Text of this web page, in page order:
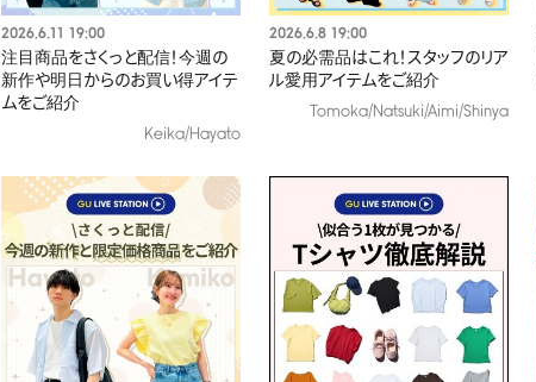
2026.6.11 19:00
注目商品をさくっと配信！今週の
新作や明日からのお買い得アイテ
ムをご紹介​
Keika/Hayato
2026.6.8 19:00
夏の必需品はこれ！スタッフのリア
ル愛用アイテムをご紹介
Tomoka/Natsuki/Aimi/Shinya